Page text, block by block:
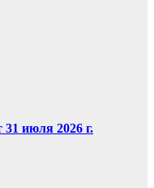
июля 2026 г.